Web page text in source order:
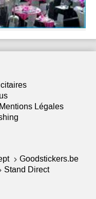
Mentions Légales
Goodstickers.be
Stand Direct